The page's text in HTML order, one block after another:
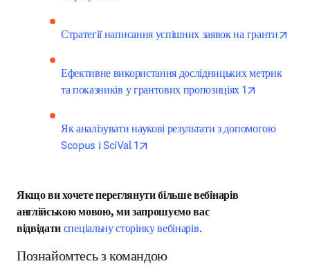
Стратегії написання успішних заявок на гранти
Ефективне використання дослідницьких метрик
та показників у грантових пропозиціях 1
Як аналізувати наукові результати з допомогою
Scopus і SciVal 1
Якщо ви хочете переглянути більше вебінарів
англійською мовою, ми запрошуємо вас
відвідати спеціальну сторінку вебінарів.
Познайомтесь з командою